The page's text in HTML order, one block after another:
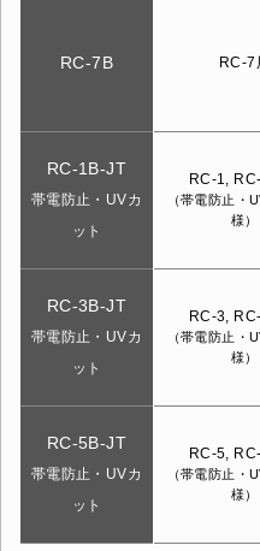
RC-7B RC-7
RC-1B-JT
帯電防止・UVカ
ット
RC-1,
（帯電防止・
様）
RC-3B-JT
帯電防止・UVカ
ット
RC-3,
（帯電防止・
様）
RC-5B-JT
帯電防止・UVカ
ット
RC-5,
（帯電防止・
様）